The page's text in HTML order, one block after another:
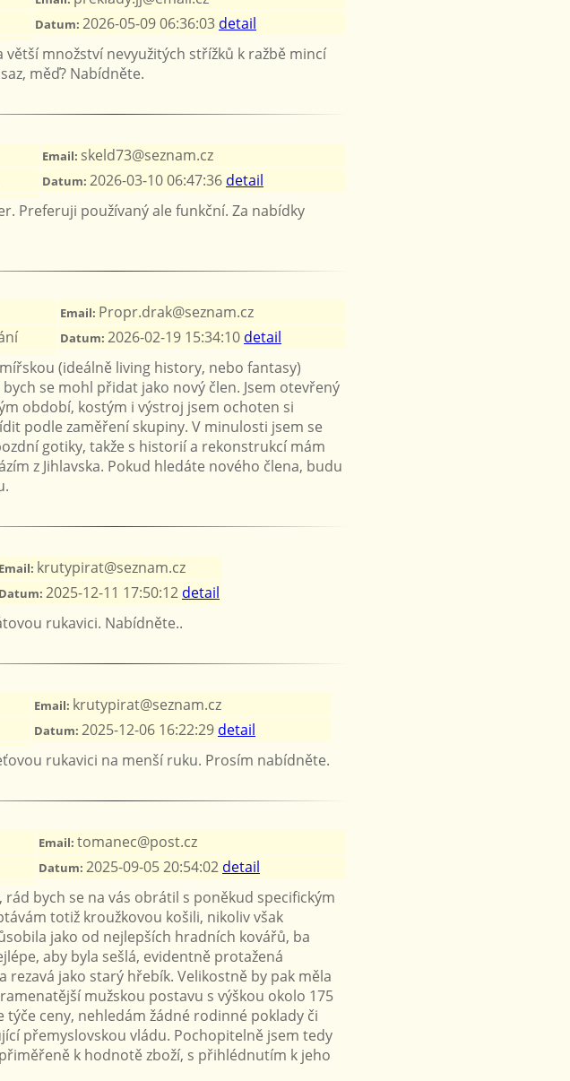
Datum: 2026-05-09 06:36:03 detail
větší množství nevyužitých střížků k ražbě mincí
měď? Nabídněte.
Email: skeld73@seznam.cz
Datum: 2026-03-10 06:47:36 detail
Preferuji používaný ale funkční. Za nabídky
Email: Propr.drak@seznam.cz
Datum: 2026-02-19 15:34:10 detail
(ideálně living history, nebo fantasy)
se mohl přidat jako nový člen. Jsem otevřený
období, kostým i výstroj jsem ochoten si
podle zaměření skupiny. V minulosti jsem se
gotiky, takže s historií a rekonstrukcí mám
z Jihlavska. Pokud hledáte nového člena, budu
Email: krutypirat@seznam.cz
Datum: 2025-12-11 17:50:12 detail
rukavici. Nabídněte..
Email: krutypirat@seznam.cz
Datum: 2025-12-06 16:22:29 detail
rukavici na menší ruku. Prosím nabídněte.
Email: tomanec@post.cz
Datum: 2025-09-05 20:54:02 detail
rád bych se na vás obrátil s poněkud specifickým
totiž kroužkovou košili, nikoliv však
jako od nejlepších hradních kovářů, ba
aby byla sešlá, evidentně protažená
rezavá jako starý hřebík. Velikostně by pak měla
mužskou postavu s výškou okolo 175
týče ceny, nehledám žádné rodinné poklady či
přemyslovskou vládu. Pochopitelně jsem tedy
k hodnotě zboží, s přihlédnutím k jeho